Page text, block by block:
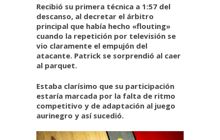
Recibió su primera técnica a 1:57 del
descanso, al decretar el árbitro
principal que había hecho «flouting»
cuando la repetición por televisión se
vio claramente el empujón del
atacante. Patrick se sorprendió al caer
al parquet.
Estaba clarísimo que su participación
estaría marcada por la falta de ritmo
competitivo y de adaptación al juego
aurinegro y así sucedió.